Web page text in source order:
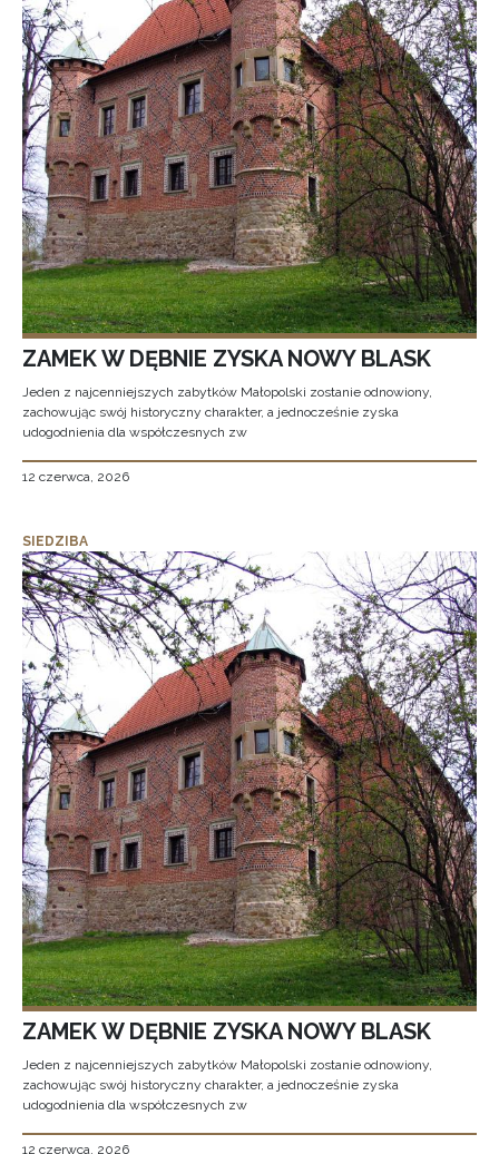
ZAMEK W DĘBNIE ZYSKA NOWY BLASK
Jeden z najcenniejszych zabytków Małopolski zostanie odnowiony,
zachowując swój historyczny charakter, a jednocześnie zyska
udogodnienia dla współczesnych zw
12 czerwca, 2026
SIEDZIBA
ZAMEK W DĘBNIE ZYSKA NOWY BLASK
Jeden z najcenniejszych zabytków Małopolski zostanie odnowiony,
zachowując swój historyczny charakter, a jednocześnie zyska
udogodnienia dla współczesnych zw
12 czerwca, 2026